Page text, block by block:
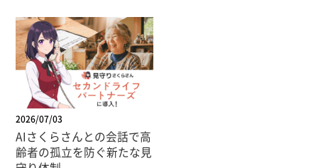
2026/07/03
AIさくらさんとの会話で高
齢者の孤立を防ぐ新たな見